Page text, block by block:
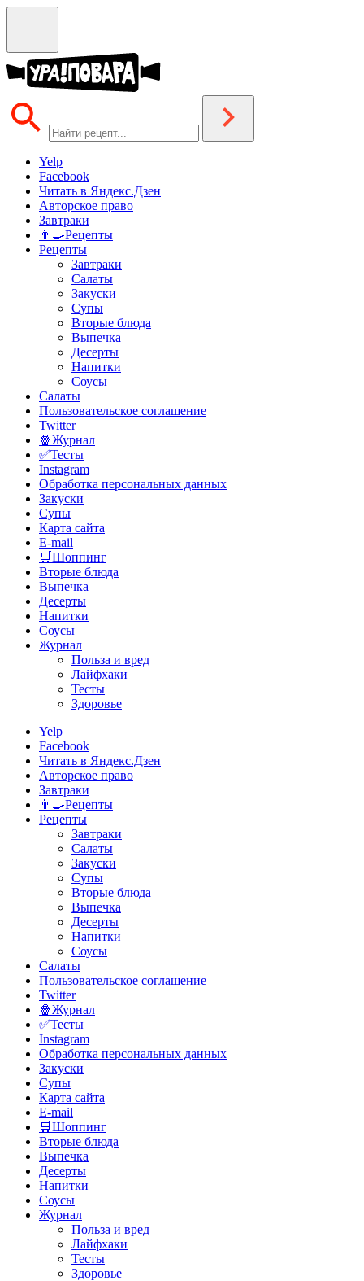
Yelp
Facebook
Читать в Яндекс.Дзен
Авторское право
Завтраки
👨‍🍳Рецепты
Рецепты
Завтраки
Салаты
Закуски
Супы
Вторые блюда
Выпечка
Десерты
Напитки
Соусы
Салаты
Пользовательское соглашение
Twitter
🍿Журнал
✅Тесты
Instagram
Обработка персональных данных
Закуски
Супы
Карта сайта
E-mail
🛒Шоппинг
Вторые блюда
Выпечка
Десерты
Напитки
Соусы
Журнал
Польза и вред
Лайфхаки
Тесты
Здоровье
Yelp
Facebook
Читать в Яндекс.Дзен
Авторское право
Завтраки
👨‍🍳Рецепты
Рецепты
Завтраки
Салаты
Закуски
Супы
Вторые блюда
Выпечка
Десерты
Напитки
Соусы
Салаты
Пользовательское соглашение
Twitter
🍿Журнал
✅Тесты
Instagram
Обработка персональных данных
Закуски
Супы
Карта сайта
E-mail
🛒Шоппинг
Вторые блюда
Выпечка
Десерты
Напитки
Соусы
Журнал
Польза и вред
Лайфхаки
Тесты
Здоровье